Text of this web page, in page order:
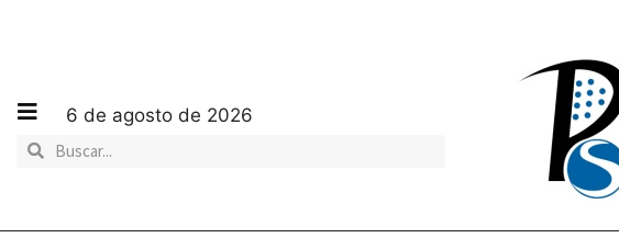
6 de agosto de 2026